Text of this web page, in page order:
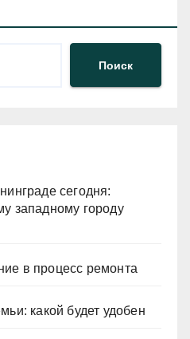
Поиск
сегодня:
западному городу
в процесс ремонта
какой будет удобен